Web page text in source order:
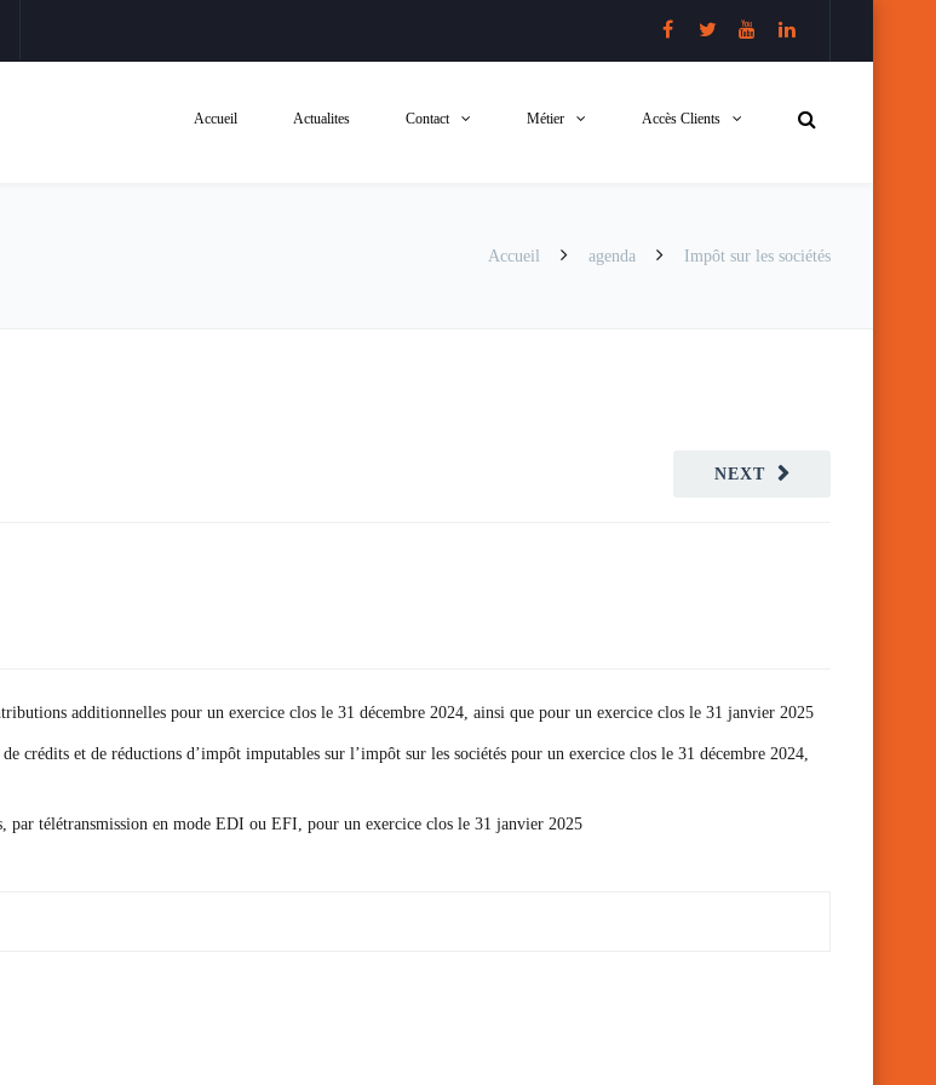
Accueil Actualites Contact Métier Accès Clients
Accueil agenda Impôt sur les sociétés
NEXT
additionnelles pour un exercice clos le 31 décembre 2024, ainsi que pour un exercice clos le 31 janvier 2025
crédits et de réductions d’impôt imputables sur l’impôt sur les sociétés pour un exercice clos le 31 décembre 2024,
par télétransmission en mode EDI ou EFI, pour un exercice clos le 31 janvier 2025